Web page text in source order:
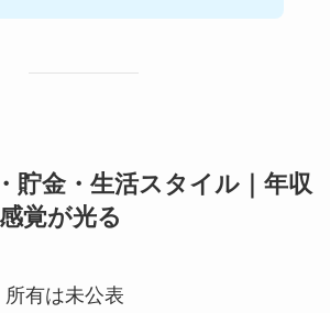
貯金・生活スタイル｜年収
覚が光る
所有は未公表